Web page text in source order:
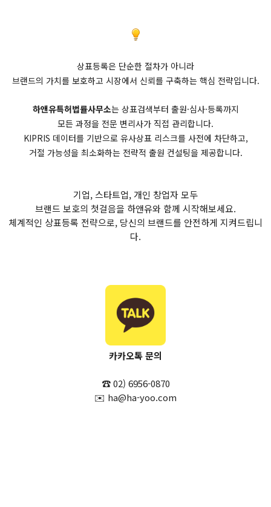
상표등록은 단순한 절차가 아니라
브랜드의 가치를 보호하고 시장에서 신뢰를 구축하는 핵심 전략입니다.
하앤유특허법률사무소는 상표검색부터 출원·심사·등록까지
모든 과정을 전문 변리사가 직접 관리합니다.
KIPRIS 데이터를 기반으로 유사상표 리스크를 사전에 차단하고,
거절 가능성을 최소화하는 전략적 출원 컨설팅을 제공합니다.
기업, 스타트업, 개인 창업자 모두
브랜드 보호의 첫걸음을 하앤유와 함께 시작해보세요.
체계적인 상표등록 전략으로, 당신의 브랜드를 안전하게 지켜드립니
다.
카카오톡 문의
☎️ 02) 6956-0870
✉️ ha@ha-yoo.com